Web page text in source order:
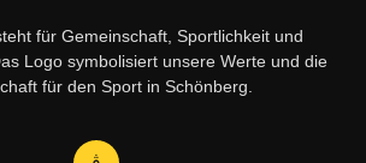
für Gemeinschaft, Sportlichkeit und
Logo symbolisiert unsere Werte und die
für den Sport in Schönberg.